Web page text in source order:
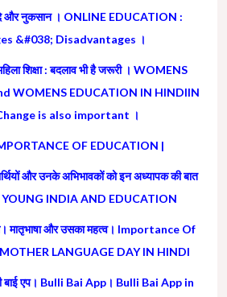
और नुकसान । ONLINE EDUCATION :
&#038; Disadvantages ।
शिक्षा : बदलाव भी है जरूरी । WOMENS
WOMENS EDUCATION IN HINDIIN
is also important ।
IMPORTANCE OF EDUCATION |
और उनके अभिभावकों को इन अध्यापक की बात
YOUNG INDIA AND EDUCATION
मातृभाषा और उसका महत्व। Importance Of
LANGUAGE DAY IN HINDI
बाई एप। Bulli Bai App। Bulli Bai App in